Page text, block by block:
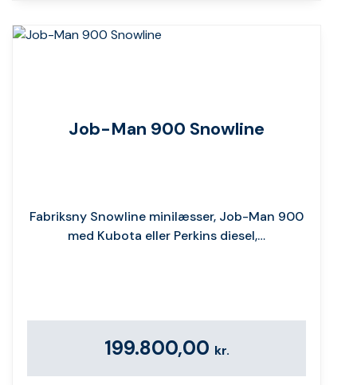
Job-Man 900 Snowline
Fabriksny Snowline minilæsser, Job-Man 900
med Kubota eller Perkins diesel,…
199.800,00 kr.